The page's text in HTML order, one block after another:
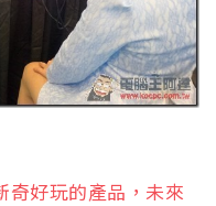
奇好玩的產品，未來